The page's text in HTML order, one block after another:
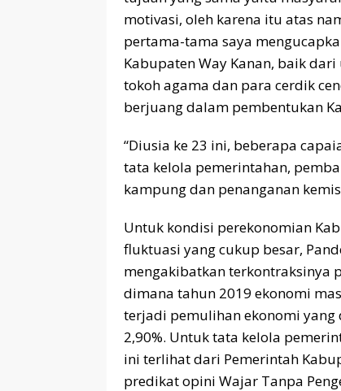
motivasi, oleh karena itu atas
pertama-tama saya
Kabupaten Way Kanan, baik
tokoh agama dan para cerdik
berjuang dalam pembentukan
“Diusia ke 23 ini, beberapa
tata kelola pemerintahan,
kampung dan penanganan
Untuk kondisi perekonomian
fluktuasi yang cukup besar,
mengakibatkan terkontraksinya
dimana tahun 2019 ekonomi
terjadi pemulihan ekonomi
2,90%. Untuk tata kelola
ini terlihat dari Pemerintah
predikat opini Wajar Tanpa